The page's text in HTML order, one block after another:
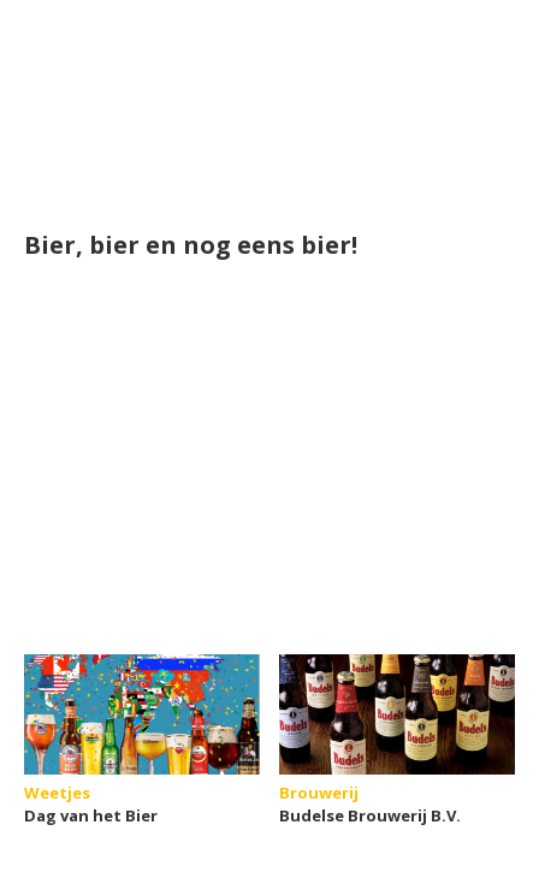
Bier, bier en nog eens bier!
Weetjes
Dag van het Bier
Brouwerij
Budelse Brouwerij B.V.